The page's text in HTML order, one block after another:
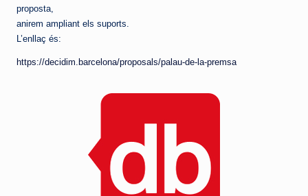
proposta,
anirem ampliant els suports.
L’enllaç és:
https://decidim.barcelona/proposals/palau-de-la-premsa